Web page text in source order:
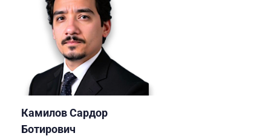
Камилов Сардор
Ботирович